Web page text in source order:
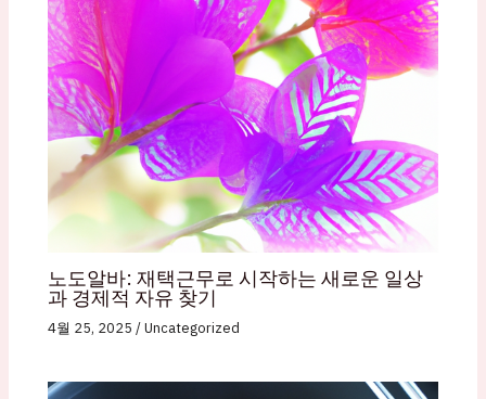
노도알바: 재택근무로 시작하는 새로운 일상
과 경제적 자유 찾기
4월 25, 2025/Uncategorized